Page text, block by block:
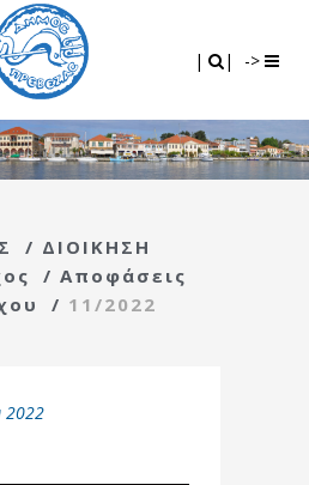
| | ->
/ ΔΙΟΙΚΗΣΗ
/ Αποφάσεις
/ 11/2022
2022